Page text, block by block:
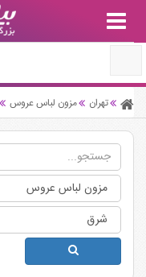
تهران مزون لباس عروس